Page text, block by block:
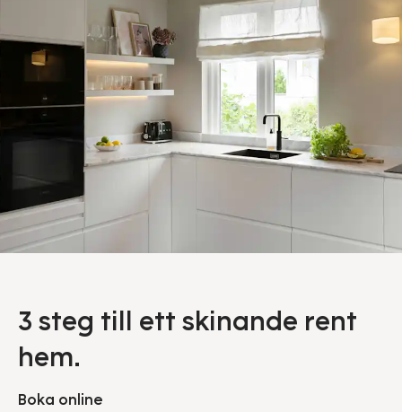
3 steg till ett skinande rent
hem.
Boka online